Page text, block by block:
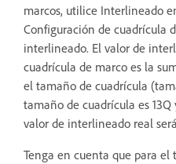
marcos, utilice Interlineado
Configuración de cuadrícula
interlineado. El valor de
cuadrícula de marco es la
el tamaño de cuadrícula
tamaño de cuadrícula es
valor de interlineado real
Tenga en cuenta que para el